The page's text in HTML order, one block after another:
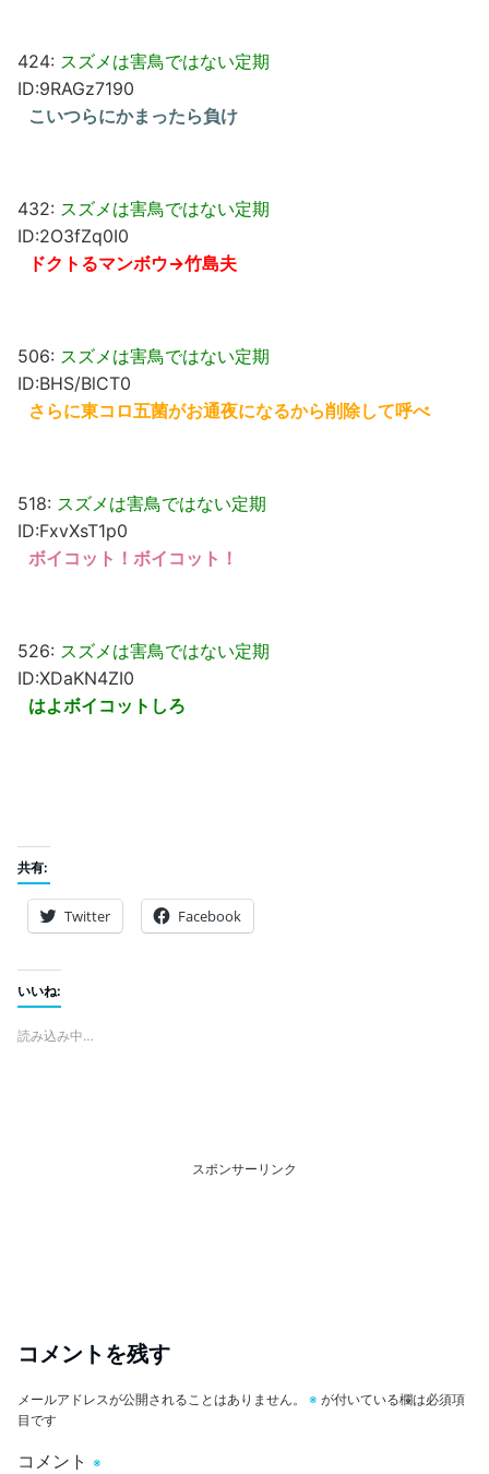
424: スズメは害鳥ではない定期
ID:9RAGz7190
こいつらにかまったら負け
432: スズメは害鳥ではない定期
ID:2O3fZq0I0
ドクトるマンボウ→竹島夫
506: スズメは害鳥ではない定期
ID:BHS/BlCT0
さらに東コロ五菌がお通夜になるから削除して呼べ
518: スズメは害鳥ではない定期
ID:FxvXsT1p0
ボイコット！ボイコット！
526: スズメは害鳥ではない定期
ID:XDaKN4ZI0
はよボイコットしろ
共有:
Twitter Facebook
いいね:
読み込み中…
スポンサーリンク
コメントを残す
メールアドレスが公開されることはありません。 ※ が付いている欄は必須項
目です
コメント ※